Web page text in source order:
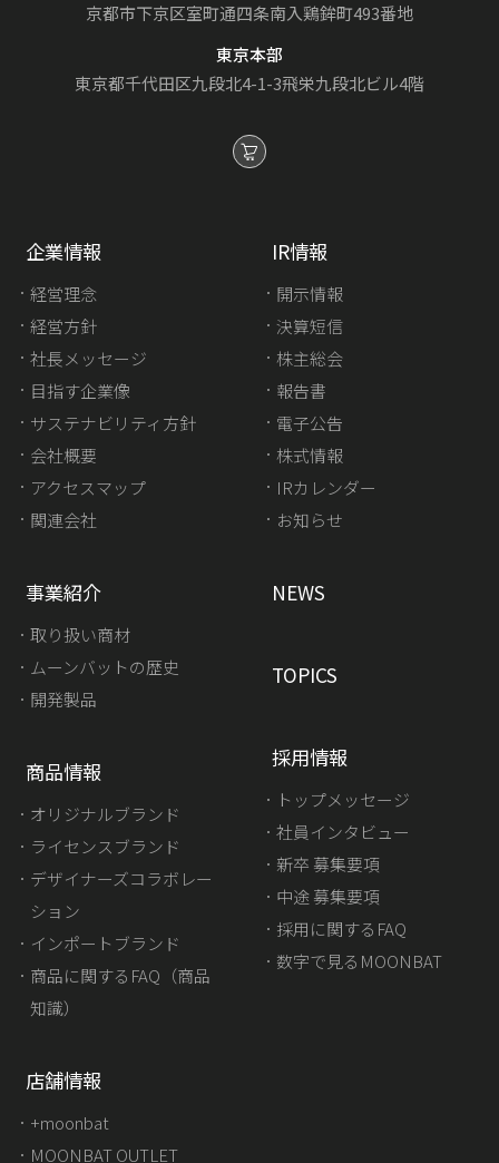
京都市下京区室町通四条南入鶏鉾町493番地
東京本部
東京都千代田区九段北4-1-3飛栄九段北ビル4階
企業情報
経営理念
経営方針
社長メッセージ
目指す企業像
サステナビリティ方針
会社概要
アクセスマップ
関連会社
事業紹介
取り扱い商材
ムーンバットの歴史
開発製品
IR情報
開示情報
決算短信
株主総会
報告書
電子公告
株式情報
IRカレンダー
お知らせ
商品情報
オリジナルブランド
ライセンスブランド
デザイナーズコラボレー
ション
インポートブランド
商品に関するFAQ（商品
知識）
店舗情報
+moonbat
MOONBAT OUTLET
NEWS
TOPICS
採用情報
トップメッセージ
社員インタビュー
新卒 募集要項
中途 募集要項
採用に関するFAQ
数字で見るMOONBAT